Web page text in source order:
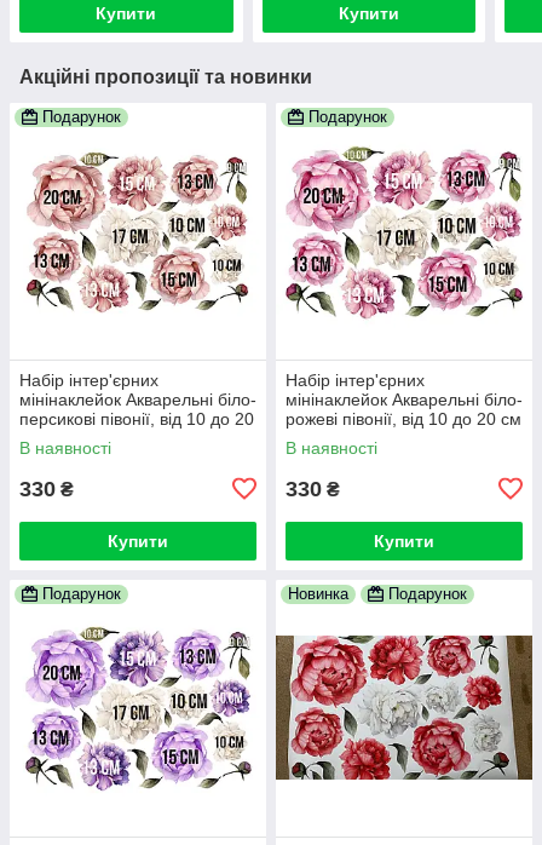
Купити Купити
Акційні пропозиції та новинки
Подарунок
Набір інтер'єрних
мінінаклейок Акварельні біло-
персикові півонії, від 10 до 20
см
В наявності
330 ₴
Купити
Подарунок
Набір інтер'єрних
мінінаклейок Акварельні біло-
рожеві півонії, від 10 до 20 см
В наявності
330 ₴
Купити
Подарунок Новинка Подарунок